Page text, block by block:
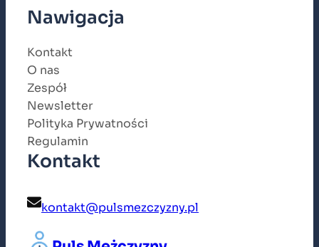
Nawigacja
Kontakt
O nas
Zespół
Newsletter
Polityka Prywatności
Regulamin
Kontakt
kontakt@pulsmezczyzny.pl